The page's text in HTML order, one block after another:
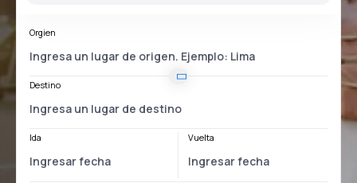
Orgien
Destino
Ida Vuelta